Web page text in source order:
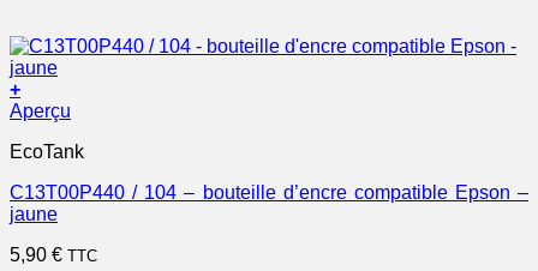
+
Aperçu
EcoTank
C13T00P440 / 104 – bouteille d’encre compatible Epson –
jaune
5,90 € TTC